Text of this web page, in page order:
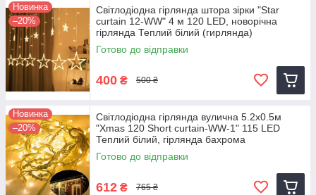
Новинка
–20%
Світлодіодна гірлянда штора зірки "Star
curtain 12-WW" 4 м 120 LED, новорічна
гірлянда Теплий білий (гирлянда)
Готово до відправки
400 ₴ 500 ₴
Новинка
–20%
Світлодіодна гірлянда вулична 5.2х0.5м
"Xmas 120 Short curtain-WW-1" 115 LED
Теплий білий, гірлянда бахрома
Готово до відправки
612 ₴ 765 ₴